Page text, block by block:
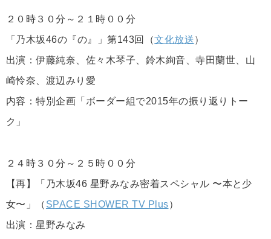
２０時３０分～２１時００分
「乃木坂46の『の』」第143回（文化放送）
出演：伊藤純奈、佐々木琴子、鈴木絢音、寺田蘭世、山
崎怜奈、渡辺みり愛
内容：特別企画「ボーダー組で2015年の振り返りトー
ク」
２４時３０分～２５時００分
【再】「乃木坂46 星野みなみ密着スペシャル 〜本と少
女〜」（ SPACE SHOWER TV Plus）
出演：星野みなみ